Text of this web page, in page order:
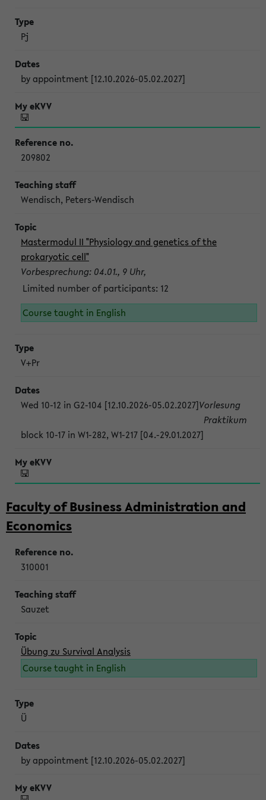
Pj
by appointment [12.10.2026-05.02.2027]
209802
Wendisch, Peters-Wendisch
Mastermodul II "Physiology and genetics of the
prokaryotic cell"
Vorbesprechung: 04.01., 9 Uhr,
Limited number of participants: 12
Course taught in English
V+Pr
Wed 10-12 in G2-104 [12.10.2026-05.02.2027]Vorlesung
block 10-17 in W1-282, W1-217 [04.-29.01.2027]
Praktikum
Faculty of Business Administration and
Economics
310001
Sauzet
Übung zu Survival Analysis
Course taught in English
Ü
by appointment [12.10.2026-05.02.2027]